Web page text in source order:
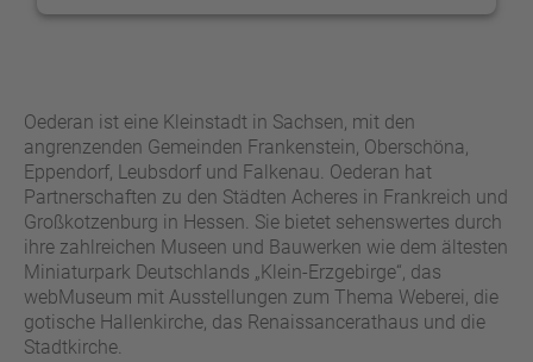
Oederan ist eine Kleinstadt in Sachsen, mit den
angrenzenden Gemeinden Frankenstein, Oberschöna,
Eppendorf, Leubsdorf und Falkenau. Oederan hat
Partnerschaften zu den Städten Acheres in Frankreich und
Großkotzenburg in Hessen. Sie bietet sehenswertes durch
ihre zahlreichen Museen und Bauwerken wie dem ältesten
Miniaturpark Deutschlands „Klein-Erzgebirge“, das
webMuseum mit Ausstellungen zum Thema Weberei, die
gotische Hallenkirche, das Renaissancerathaus und die
Stadtkirche.